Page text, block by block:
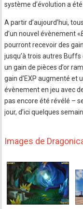
système d’évolution a
A partir d’aujourd’hui,
d’un nouvel évènement «
pourront recevoir des
jusqu’à trois autres
un gain de pièces d’or
gain d’EXP augmenté et
évènement en jeu avec
pas encore été révélé –
jour, d’ici quelques
Images de